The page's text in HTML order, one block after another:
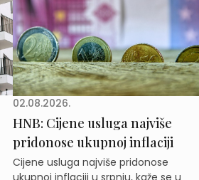
02.08.2026.
HNB: Cijene usluga najviše
pridonose ukupnoj inflaciji
Cijene usluga najviše pridonose